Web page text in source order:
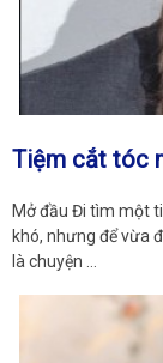
Tiệm cắt tóc
Mở đầu Đi tìm một
khó, nhưng để vừa
là chuyện …